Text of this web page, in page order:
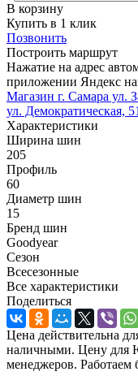
В корзину
Купить в 1 клик
Позвонить
Построить маршрут
Нажатие на адрес
приложении Яндекс
Магазин г. Самара ул.
ул. Демократическая,
Характеристики
Ширина шин
205
Профиль
60
Диаметр шин
15
Бренд шин
Goodyear
Сезон
Всесезонные
Все характеристики
Поделиться
Цена действительна
наличными. Цену для
менеджеров. Работаем